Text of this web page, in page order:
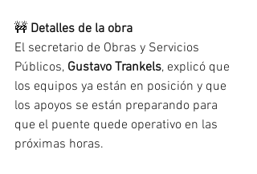
🚧 Detalles de la obra
El secretario de Obras y Servicios
Públicos, Gustavo Trankels, explicó que
los equipos ya están en posición y que
los apoyos se están preparando para
que el puente quede operativo en las
próximas horas.